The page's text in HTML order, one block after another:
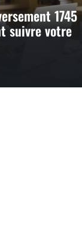
1745
suivre votre